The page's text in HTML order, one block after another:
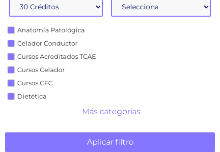
Anatomía Patológica
Celador Conductor
Cursos Acreditados TCAE
Cursos Celador
Cursos CFC
Dietética
Más categorías
Aplicar filtro